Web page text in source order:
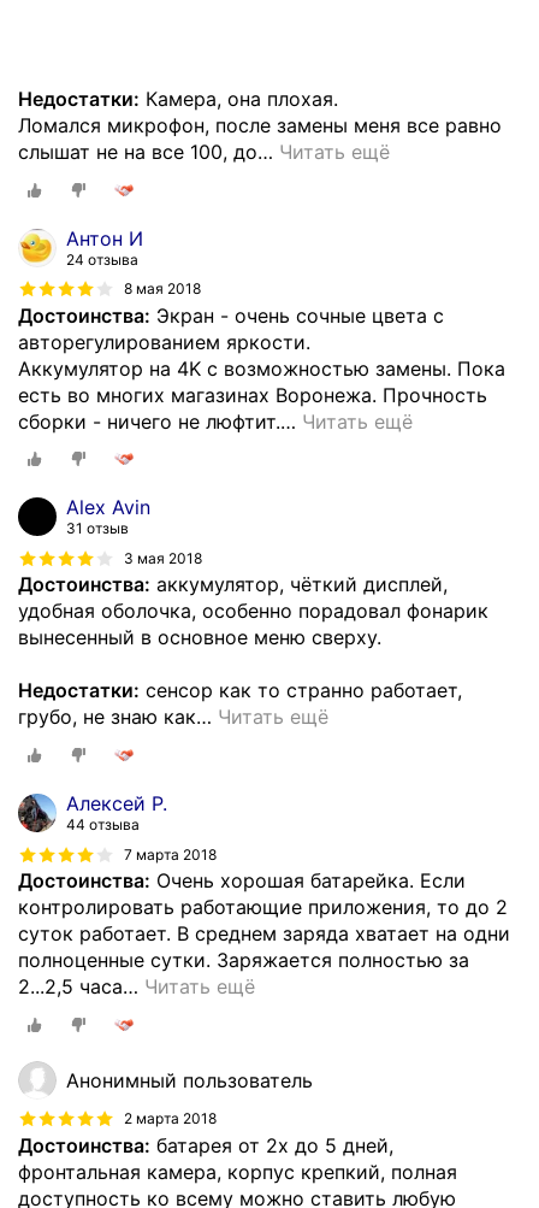
Недостатки: Камера, она плохая.
Ломался микрофон, после замены меня все равно
слышат не на все 100, до… Читать ещё
Антон И
24 отзыва
8 мая 2018
Достоинства: Экран - очень сочные цвета c
авторегулированием яркости.
Аккумулятор на 4K с возможностью замены. Пока
есть во многих магазинах Воронежа. Прочность
сборки - ничего не люфтит.… Читать ещё
Alex Avin
31 отзыв
3 мая 2018
Достоинства: аккумулятор, чёткий дисплей,
удобная оболочка, особенно порадовал фонарик
вынесенный в основное меню сверху.
Недостатки: сенсор как то странно работает,
грубо, не знаю как… Читать ещё
Алексей Р.
44 отзыва
7 марта 2018
Достоинства: Очень хорошая батарейка. Если
контролировать работающие приложения, то до 2
суток работает. В среднем заряда хватает на одни
полноценные сутки. Заряжается полностью за
2...2,5 часа… Читать ещё
Анонимный пользователь
2 марта 2018
Достоинства: батарея от 2х до 5 дней,
фронтальная камера, корпус крепкий, полная
доступность ко всему можно ставить любую